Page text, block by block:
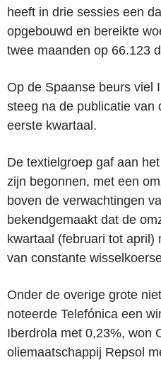
heeft in drie sessies een
opgebouwd en bereikte
twee maanden op 66.123
Op de Spaanse beurs viel
steeg na de publicatie van
eerste kwartaal.
De textielgroep gaf aan
zijn begonnen, met een
boven de verwachtingen
bekendgemaakt dat de
kwartaal (februari tot april)
van constante
Onder de overige grote
noteerde Telefónica een
Iberdrola met 0,23%, won
oliemaatschappij Repsol